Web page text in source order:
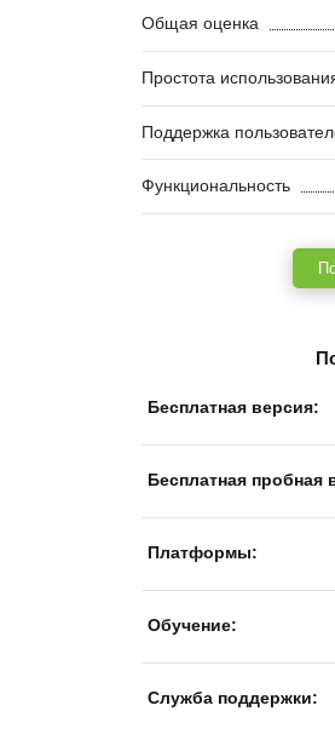
Общая оценка
Простота
Поддержка
Функциональность
Бесплатная версия:
Бесплатная пробная
Платформы:
Обучение:
Службa поддержки: